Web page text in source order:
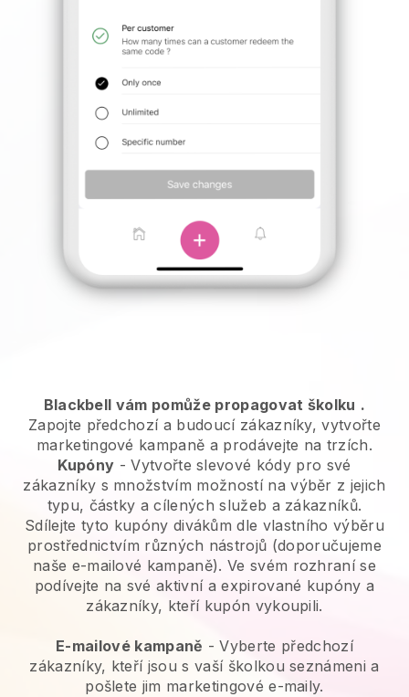
Blackbell vám pomůže propagovat školku .
Zapojte předchozí a budoucí zákazníky, vytvořte
marketingové kampaně a prodávejte na trzích.
Kupóny - Vytvořte slevové kódy pro své
zákazníky s množstvím možností na výběr z jejich
typu, částky a cílených služeb a zákazníků.
Sdílejte tyto kupóny divákům dle vlastního výběru
prostřednictvím různých nástrojů (doporučujeme
naše e-mailové kampaně). Ve svém rozhraní se
podívejte na své aktivní a expirované kupóny a
zákazníky, kteří kupón vykoupili.
E-mailové kampaně -Vyberte předchozí
zákazníky, kteří jsou s vaší školkou seznámeni a
pošlete jim marketingové e-maily.